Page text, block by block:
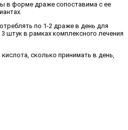
в форме драже сопоставима с ее
по 1-2 драже в день для
штук в рамках комплексного лечения